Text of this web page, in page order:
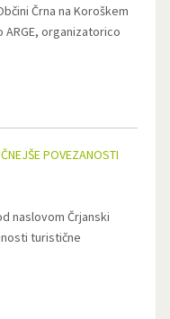
Črna na Koroškem
organizatorico
POVEZANOSTI
naslovom Črjanski
turistične